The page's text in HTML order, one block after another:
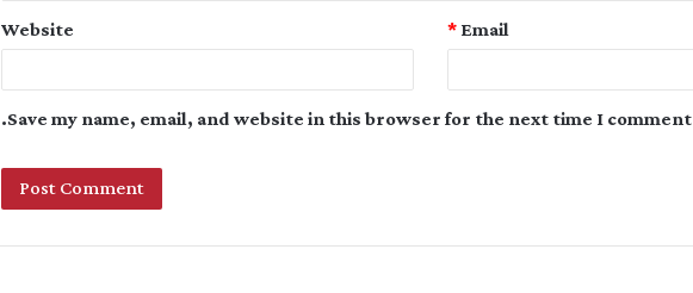
Email
*
Website
Save my name, email, and website in this browser for the next time I comment.